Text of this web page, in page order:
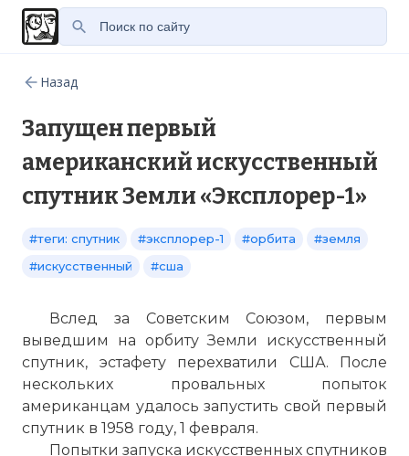
Назад
Запущен первый
американский искусственный
спутник Земли «Эксплорер-1»
#теги: спутник #эксплорер-1 #орбита
#земля
#искусственный
#сша
Вслед за Советским Союзом, первым
выведшим на орбиту Земли искусственный
спутник, эстафету перехватили США. После
нескольких провальных попыток
американцам удалось запустить свой первый
спутник в 1958 году, 1 февраля.
Попытки запуска искусственных спутников